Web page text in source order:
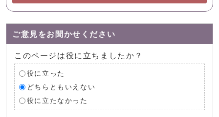
ご意見をお聞かせください
このページは役に立ちましたか？
役に立った
どちらともいえない
役に立たなかった